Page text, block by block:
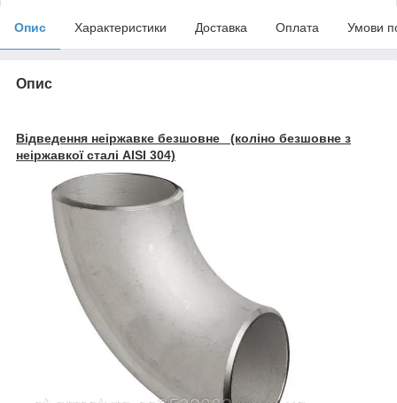
Опис Характеристики Доставка Оплата Умови
Опис
Відведення неіржавке безшовне (коліно безшовне з
неіржавкої сталі AISI 304)